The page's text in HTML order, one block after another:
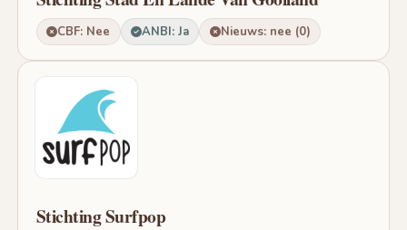
CBF: Nee ANBI: Ja Nieuws: nee (0)
Stichting Surfpop